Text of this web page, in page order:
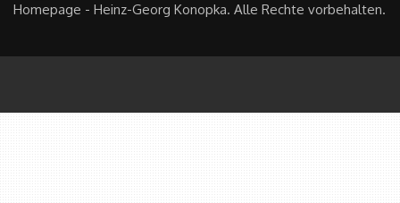
Homepage - Heinz-Georg Konopka. Alle Rechte vorbehalten.